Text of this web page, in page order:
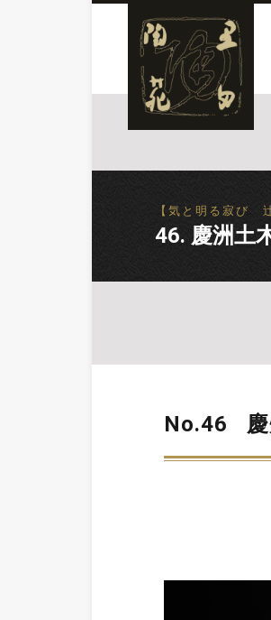
【気と明る寂び
46. 慶洲土
No.46